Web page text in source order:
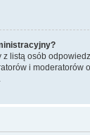
?
listą osób
i moderatorów